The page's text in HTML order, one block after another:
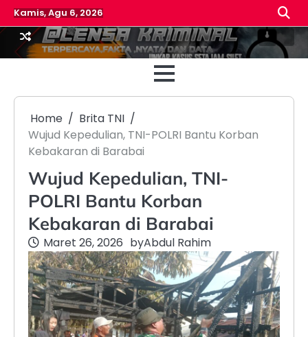
Skip
to
content
Kamis, Agu 6, 2026
Beranda
Home
Brita TNI
Wujud Kepedulian, TNI-POLRI Bantu Korban
Kebakaran di Barabai
Wujud Kepedulian, TNI-
POLRI Bantu Korban
Kebakaran di Barabai
Maret 26, 2026 byAbdul Rahim